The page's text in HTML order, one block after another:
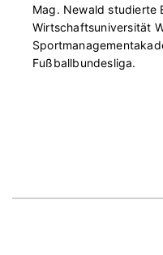
Mag. Newald studierte
Wirtschaftsuniversität
Fußballbundesliga.